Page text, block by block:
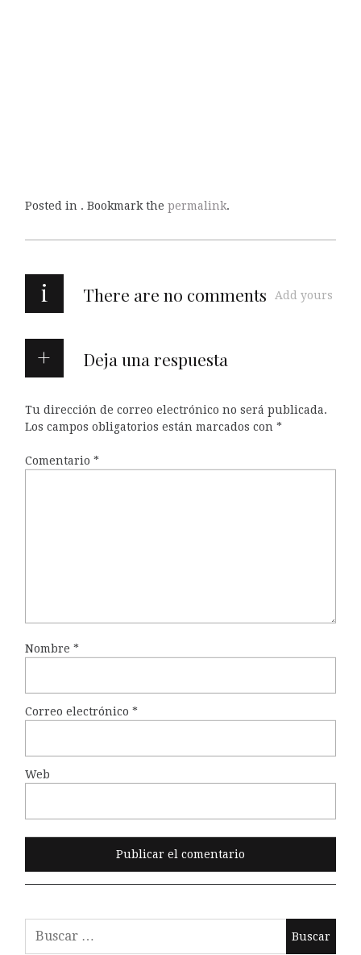
Posted in . Bookmark the permalink.
i There are no comments Add yours
Deja una respuesta
Tu dirección de correo electrónico no será publicada.
Los campos obligatorios están marcados con *
Comentario *
Nombre *
Correo electrónico *
Web